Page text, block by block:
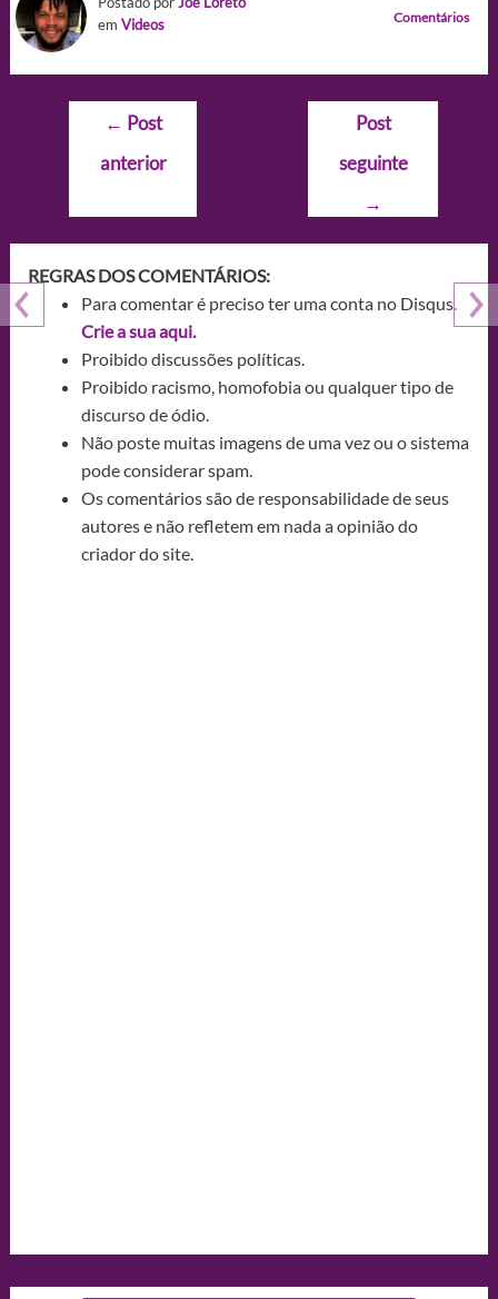
em Videos Comentários
Navegação
Post
← Post
anterior
Post
seguinte
→
REGRAS DOS COMENTÁRIOS:
Para comentar é preciso ter uma conta no Disqus.
Crie a sua aqui.
Proibido discussões políticas.
Proibido racismo, homofobia ou qualquer tipo de
discurso de ódio.
Não poste muitas imagens de uma vez ou o sistema
pode considerar spam.
Os comentários são de responsabilidade de seus
autores e não refletem em nada a opinião do
criador do site.